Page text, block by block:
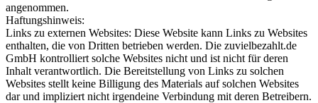
angenommen.
Haftungshinweis:
Links zu externen Websites: Diese Website kann Links zu Websites
enthalten, die von Dritten betrieben werden. Die zuvielbezahlt.de
GmbH kontrolliert solche Websites nicht und ist nicht für deren
Inhalt verantwortlich. Die Bereitstellung von Links zu solchen
Websites stellt keine Billigung des Materials auf solchen Websites
dar und impliziert nicht irgendeine Verbindung mit deren Betreibern.